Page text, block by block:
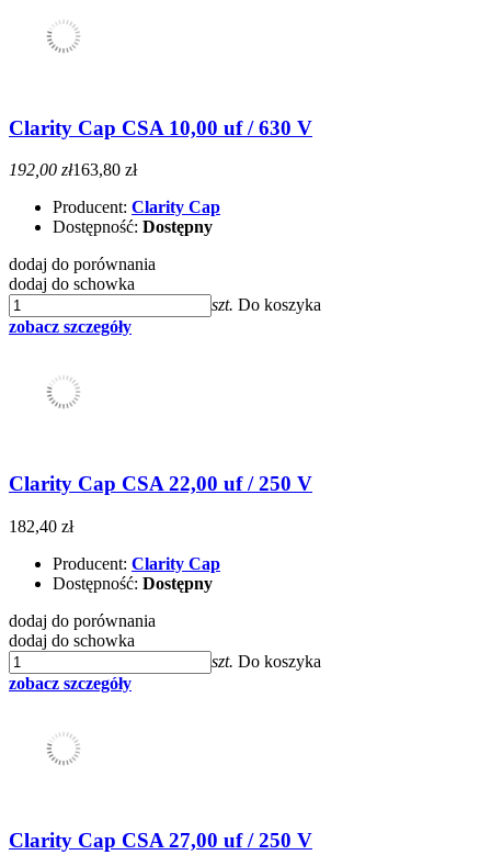
Clarity Cap CSA 10,00 uf / 630 V
192,00 zł163,80 zł
Producent: Clarity Cap
Dostępność: Dostępny
dodaj do porównania
dodaj do schowka
szt. Do koszyka
zobacz szczegóły
Clarity Cap CSA 22,00 uf / 250 V
182,40 zł
Producent: Clarity Cap
Dostępność: Dostępny
dodaj do porównania
dodaj do schowka
szt. Do koszyka
zobacz szczegóły
Clarity Cap CSA 27,00 uf / 250 V